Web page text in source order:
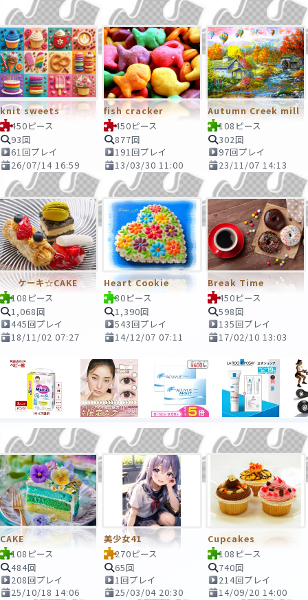
knit sweets
450ピース
93回
61回プレイ
26/07/14 16:59
fish cracker
450ピース
877回
191回プレイ
13/03/30 11:00
Autumn Creek mill
108ピース
302回
97回プレイ
23/11/07 14:13
ケーキ☆CAKE
108ピース
1,068回
445回プレイ
18/11/02 07:27
Heart Cookie
80ピース
1,390回
543回プレイ
14/12/07 07:11
Break Time
450ピース
598回
135回プレイ
17/02/10 13:03
CAKE
108ピース
484回
208回プレイ
25/10/18 14:06
美少女41
270ピース
65回
1回プレイ
25/03/04 20:30
Cupcakes
108ピース
740回
214回プレイ
14/09/20 14:00